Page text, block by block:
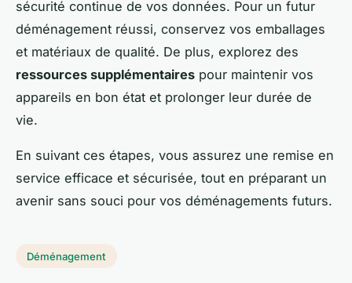
sécurité continue de vos données. Pour un futur
déménagement réussi, conservez vos emballages
et matériaux de qualité. De plus, explorez des
ressources supplémentaires pour maintenir vos
appareils en bon état et prolonger leur durée de
vie.
En suivant ces étapes, vous assurez une remise en
service efficace et sécurisée, tout en préparant un
avenir sans souci pour vos déménagements futurs.
Déménagement